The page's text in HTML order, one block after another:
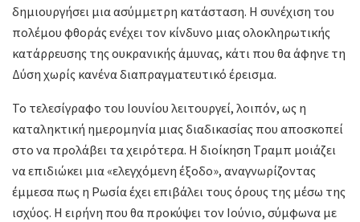
δημιουργήσει μια ασύμμετρη κατάσταση. Η συνέχιση του
πολέμου φθοράς ενέχει τον κίνδυνο μιας ολοκληρωτικής
κατάρρευσης της ουκρανικής άμυνας, κάτι που θα άφηνε τη
Δύση χωρίς κανένα διαπραγματευτικό έρεισμα.
Το τελεσίγραφο του Ιουνίου λειτουργεί, λοιπόν, ως η
καταληκτική ημερομηνία μιας διαδικασίας που αποσκοπεί
στο να προλάβει τα χειρότερα. Η διοίκηση Τραμπ μοιάζει
να επιδιώκει μια «ελεγχόμενη έξοδο», αναγνωρίζοντας
έμμεσα πως η Ρωσία έχει επιβάλει τους όρους της μέσω της
ισχύος. Η ειρήνη που θα προκύψει τον Ιούνιο, σύμφωνα με